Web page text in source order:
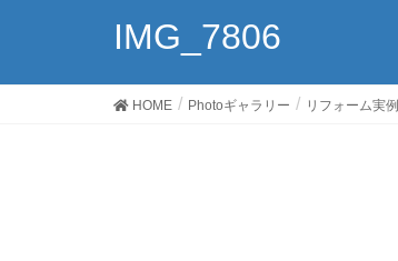
IMG_7806
HOME Photoギャラリー リフォーム実例